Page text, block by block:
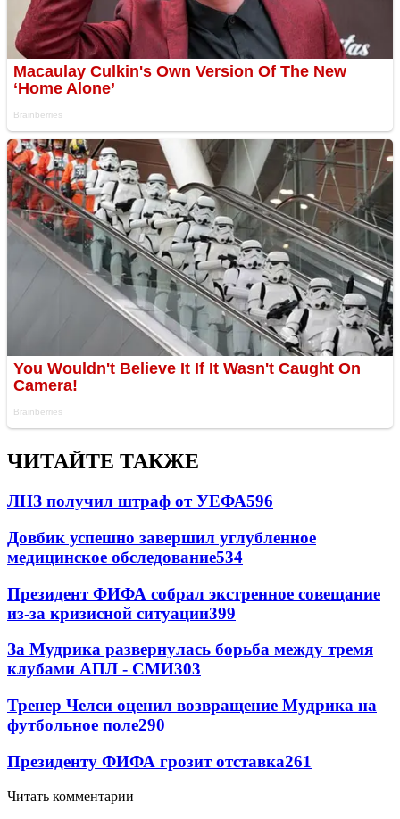
ЧИТАЙТЕ ТАКЖЕ
ЛНЗ получил штраф от УЕФА596
Довбик успешно завершил углубленное
медицинское обследование534
Президент ФИФА собрал экстренное совещание
из-за кризисной ситуации399
За Мудрика развернулась борьба между тремя
клубами АПЛ - СМИ303
Тренер Челси оценил возвращение Мудрика на
футбольное поле290
Президенту ФИФА грозит отставка261
Читать комментарии